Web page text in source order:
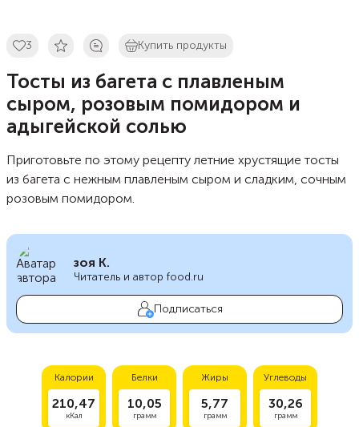
3 Купить продукты
Тосты из багета с плавленым
сыром, розовым помидором и
адыгейской солью
Приготовьте по этому рецепту летние хрустящие тосты
из багета с нежным плавленым сыром и сладким, сочным
розовым помидором.
зоя К.
Читатель и автор food.ru
Подписаться
Калории
210,47
кКал
Белки
10,05
грамм
Жиры
5,77
грамм
Углеводы
30,26
грамм